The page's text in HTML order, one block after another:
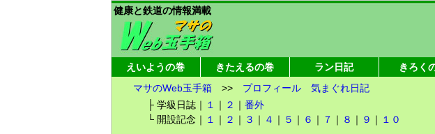
健康と鉄道の情報満載
えいようの巻 きたえるの巻 ラン日記 きろく
マサのWeb玉手箱>> プロフィール
気まぐれ日記
├ 学級日誌｜ １ ｜ ２ ｜番外
└ 開設記念｜ １ ｜ ２ ｜ ３ ｜ ４ ｜ ５ ｜ ６ ｜ ７ ｜ ８ ｜ ９ ｜ １０